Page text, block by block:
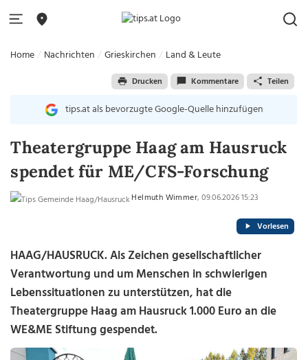
Home Nachrichten Grieskirchen Land & Leute
Drucken Kommentare Teilen
tips.at als bevorzugte Google-Quelle hinzufügen
Theatergruppe Haag am Hausruck
spendet für ME/CFS-Forschung
Helmuth Wimmer, 09.06.2026 15:23
Vorlesen
HAAG/HAUSRUCK. Als Zeichen gesellschaftlicher
Verantwortung und um Menschen in schwierigen
Lebenssituationen zu unterstützen, hat die
Theatergruppe Haag am Hausruck 1.000 Euro an die
WE&ME Stiftung gespendet.